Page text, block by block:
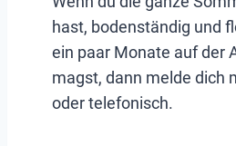
hast, bodenständig und
ein paar Monate auf der
magst, dann melde dich
oder telefonisch.